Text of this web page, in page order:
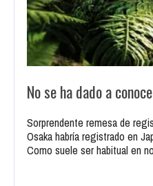
No se ha dado a
Sorprendente remesa de
Osaka habría registrado en
Como suele ser habitual en